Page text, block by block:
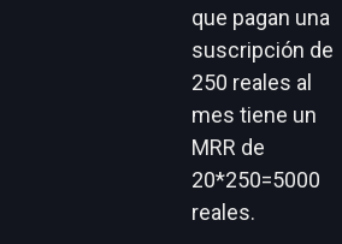
que pagan una
suscripción de
250 reales al
mes tiene un
MRR de
20*250=5000
reales.